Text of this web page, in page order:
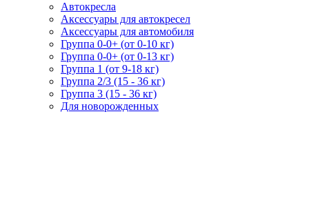
Автокресла
Аксессуары для автокресел
Аксессуары для автомобиля
Группа 0-0+ (от 0-10 кг)
Группа 0-0+ (от 0-13 кг)
Группа 1 (от 9-18 кг)
Группа 2/3 (15 - 36 кг)
Группа 3 (15 - 36 кг)
Для новорожденных